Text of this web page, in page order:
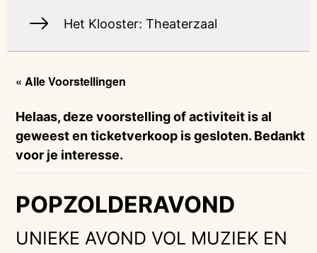
« Alle Voorstellingen
Helaas, deze voorstelling of activiteit is al
geweest en ticketverkoop is gesloten. Bedankt
voor je interesse.
POPZOLDERAVOND
UNIEKE AVOND VOL MUZIEK EN
Het Klooster: Theaterzaal